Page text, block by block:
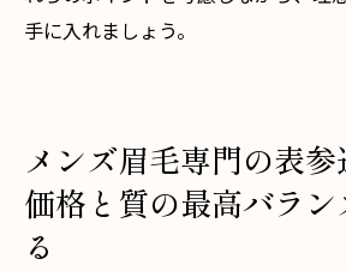
手に入れましょう。
メンズ眉毛専門の表
価格と質の最高バラ
る